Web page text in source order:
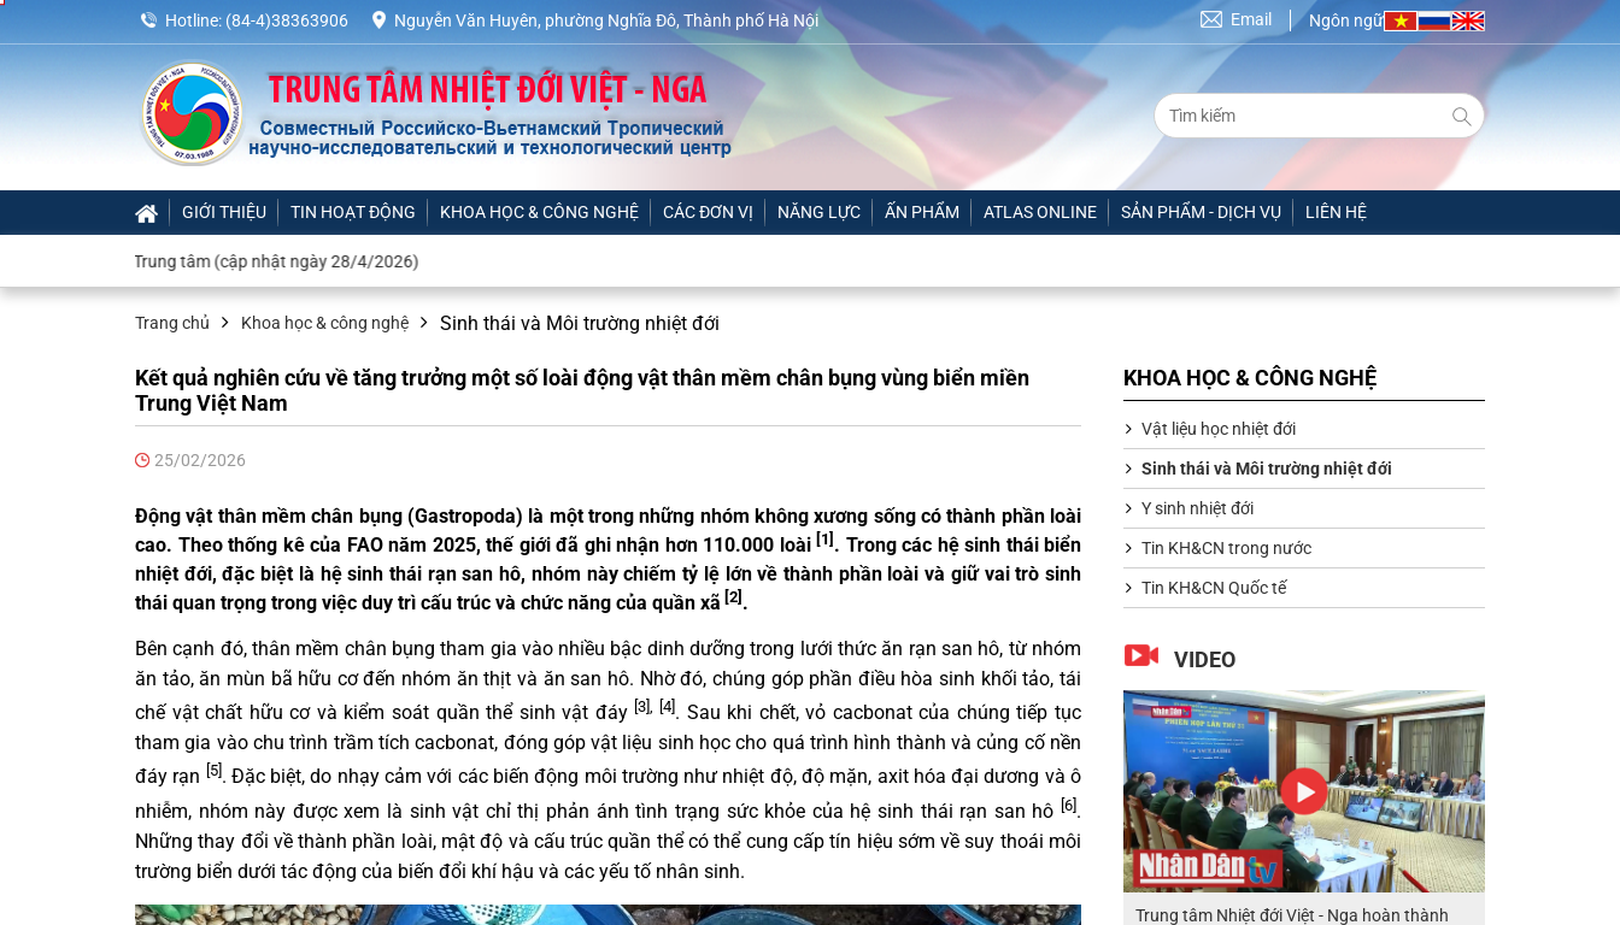
Hotline: (84-4)38363906 Nguyễn Văn Huyên, phường Nghĩa Đô, Thành phố Hà Nội Email Ngôn ngữ
GIỚI THIỆU TIN HOẠT ĐỘNG KHOA HỌC & CÔNG NGHỆ CÁC ĐƠN VỊ NĂNG LỰC ẤN PHẨM ATLAS ONLINE SẢN PHẨM - DỊCH VỤ LIÊN HỆ
tâm (cập nhật ngày 28/4/2026)
Trang chủ Khoa học & công nghệ Sinh thái và Môi trường nhiệt đới
Kết quả nghiên cứu về tăng trưởng một số loài động vật thân mềm chân bụng vùng biển miền
Trung Việt Nam
25/02/2026
Động vật thân mềm chân bụng (Gastropoda) là một trong những nhóm không xương sống có thành phần loài
cao. Theo thống kê của FAO năm 2025, thế giới đã ghi nhận hơn 110.000 loài [1] . Trong các hệ sinh thái biển
nhiệt đới, đặc biệt là hệ sinh thái rạn san hô, nhóm này chiếm tỷ lệ lớn về thành phần loài và giữ vai trò sinh
thái quan trọng trong việc duy trì cấu trúc và chức năng của quần xã [2] .
Bên cạnh đó, thân mềm chân bụng tham gia vào nhiều bậc dinh dưỡng trong lưới thức ăn rạn san hô, từ nhóm
ăn tảo, ăn mùn bã hữu cơ đến nhóm ăn thịt và ăn san hô. Nhờ đó, chúng góp phần điều hòa sinh khối tảo, tái
chế vật chất hữu cơ và kiểm soát quần thể sinh vật đáy [3], [4]. Sau khi chết, vỏ cacbonat của chúng tiếp tục
tham gia vào chu trình trầm tích cacbonat, đóng góp vật liệu sinh học cho quá trình hình thành và củng cố nền
đáy rạn
[5]. Đặc biệt, do nhạy cảm với các biến động môi trường như nhiệt độ, độ mặn, axit hóa đại dương và ô
nhiễm, nhóm này được xem là sinh vật chỉ thị phản ánh tình trạng sức khỏe của hệ sinh thái rạn san hô [6].
Những thay đổi về thành phần loài, mật độ và cấu trúc quần thể có thể cung cấp tín hiệu sớm về suy thoái môi
trường biển dưới tác động của biến đổi khí hậu và các yếu tố nhân sinh.
KHOA HỌC & CÔNG NGHỆ
Vật liệu học nhiệt đới
Sinh thái và Môi trường nhiệt đới
Y sinh nhiệt đới
Tin KH&CN trong nước
Tin KH&CN Quốc tế
VIDEO
Trung tâm Nhiệt đới Việt - Nga hoàn thành